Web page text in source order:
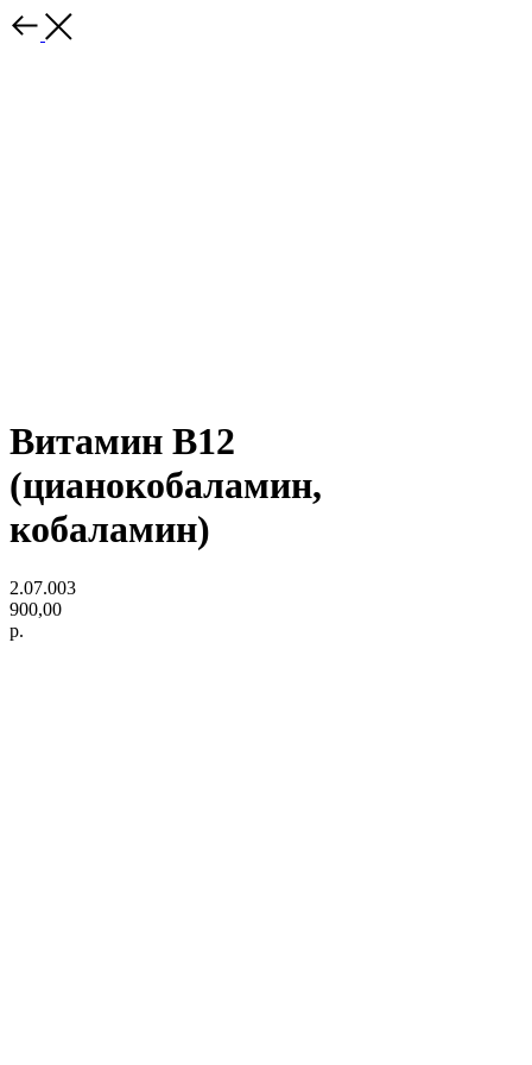
Витамин В12
(цианокобаламин,
кобаламин)
2.07.003
900,00
р.